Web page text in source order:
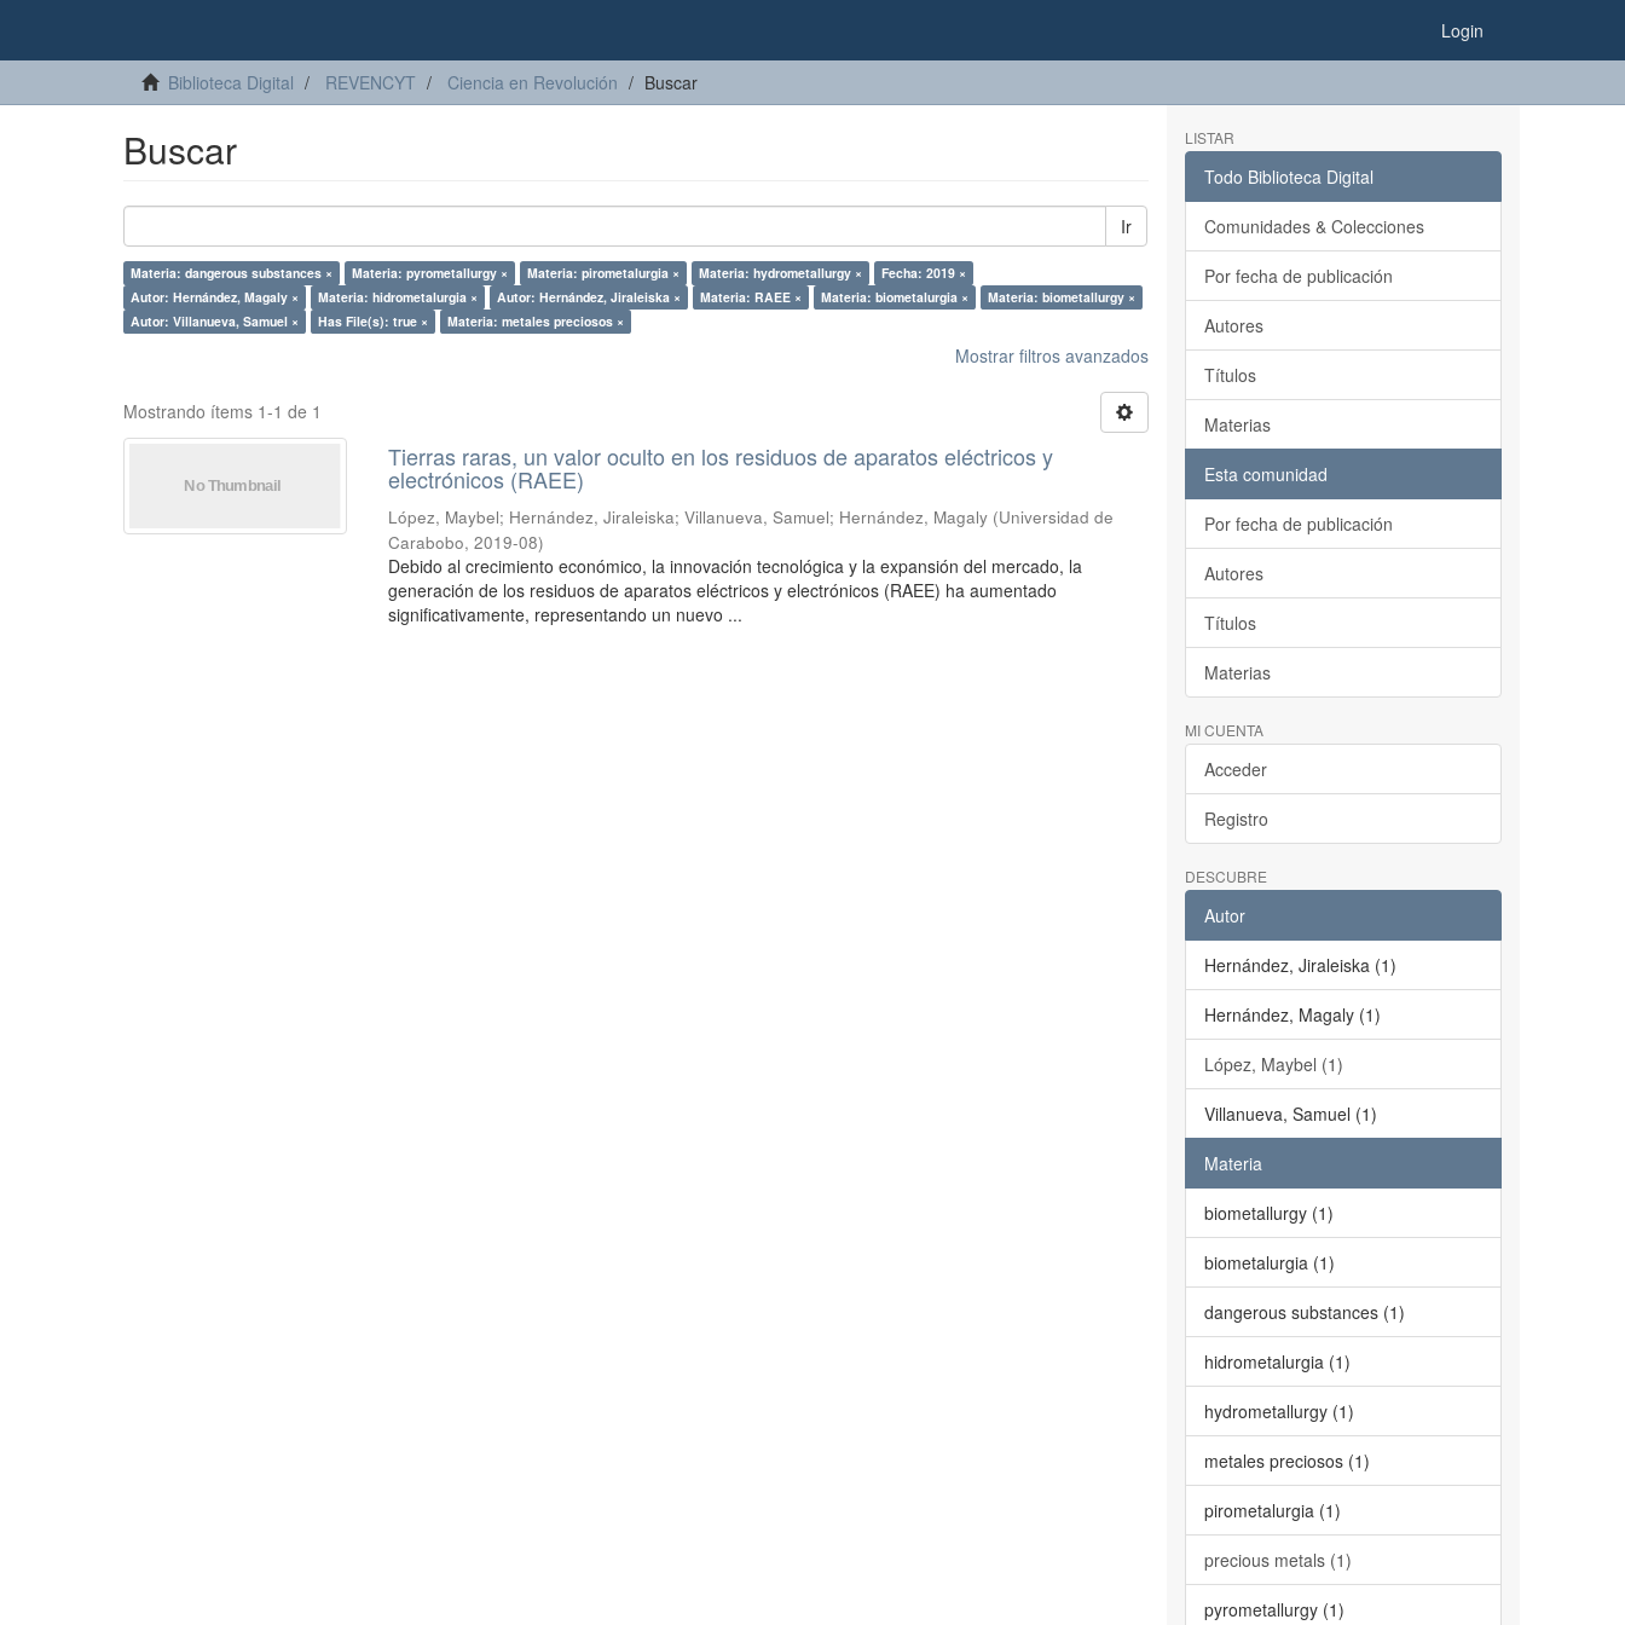
Login
Biblioteca Digital REVENCYT Ciencia en Revolución Buscar
Buscar
Ir
Materia: dangerous substances × Materia: pyrometallurgy × Materia: pirometalurgia × Materia: hydrometallurgy ×
Fecha: 2019 ×
Autor: Hernández, Magaly ×
Materia: hidrometalurgia × Autor: Hernández, Jiraleiska × Materia: RAEE × Materia: biometalurgia ×
Materia: biometallurgy ×
Autor: Villanueva, Samuel ×
Has File(s): true × Materia: metales preciosos ×
Mostrar filtros avanzados
Mostrando ítems 1-1 de 1
Tierras raras, un valor oculto en los residuos de aparatos eléctricos y
electrónicos (RAEE)
López, Maybel; Hernández, Jiraleiska;Villanueva, Samuel; Hernández, Magaly (Universidad de
Carabobo,2019-08)
Debido al crecimiento económico, la innovación tecnológica y la expansión del mercado, la
generación de los residuos de aparatos eléctricos y electrónicos (RAEE) ha aumentado
significativamente, representando un nuevo ...
LISTAR
Todo Biblioteca Digital
Comunidades & Colecciones
Por fecha de publicación
Autores
Títulos
Materias
Esta comunidad
Por fecha de publicación
Autores
Títulos
Materias
MI CUENTA
Acceder
Registro
DESCUBRE
Autor
Hernández, Jiraleiska (1)
Hernández, Magaly (1)
López, Maybel (1)
Villanueva, Samuel (1)
Materia
biometallurgy (1)
biometalurgia (1)
dangerous substances (1)
hidrometalurgia (1)
hydrometallurgy (1)
metales preciosos (1)
pirometalurgia (1)
precious metals (1)
pyrometallurgy (1)